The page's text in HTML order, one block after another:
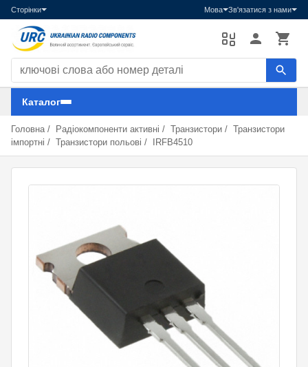
Сторінки Мова Зв'язатися з нами
Пошук компонентів
Каталог
Головна / Радіокомпоненти активні / Транзистори / Транзистори
імпортні / Транзистори польові / IRFB4510